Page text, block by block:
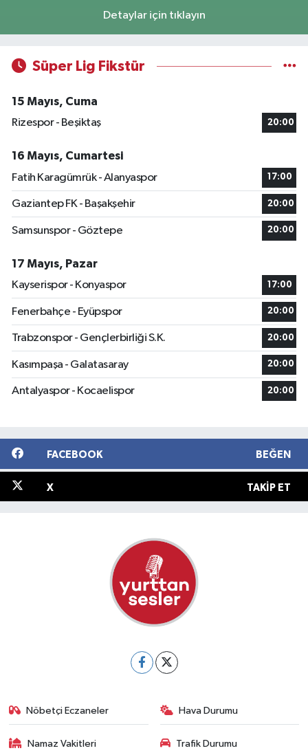
Detaylar için tıklayın
Süper Lig Fikstür
15 Mayıs, Cuma
Rizespor - Beşiktaş
20:00
16 Mayıs, Cumartesi
Fatih Karagümrük - Alanyaspor
17:00
Gaziantep FK - Başakşehir 20:00
Samsunspor - Göztepe 20:00
17 Mayıs, Pazar
Kayserispor - Konyaspor
17:00
Fenerbahçe - Eyüpspor 20:00
Trabzonspor - Gençlerbirliği S.K. 20:00
Kasımpaşa - Galatasaray 20:00
Antalyaspor - Kocaelispor 20:00
FACEBOOK BEĞEN
X TAKIP ET
Nöbetçi Eczaneler Hava Durumu
Namaz Vakitleri Trafik Durumu